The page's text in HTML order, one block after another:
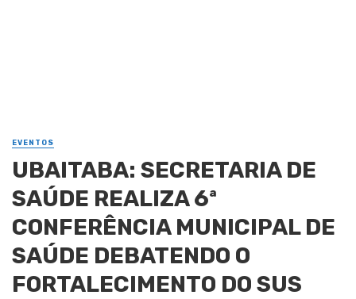
EVENTOS
UBAITABA: SECRETARIA DE
SAÚDE REALIZA 6ª
CONFERÊNCIA MUNICIPAL DE
SAÚDE DEBATENDO O
FORTALECIMENTO DO SUS